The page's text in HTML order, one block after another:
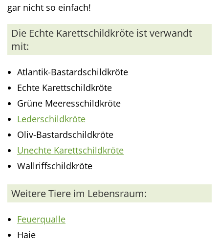
gar nicht so einfach!
Die Echte Karettschildkröte ist verwandt
mit:
Atlantik-Bastardschildkröte
Echte Karettschildkröte
Grüne Meeresschildkröte
Lederschildkröte
Oliv-Bastardschildkröte
Unechte Karettschildkröte
Wallriffschildkröte
Weitere Tiere im Lebensraum:
Feuerqualle
Haie